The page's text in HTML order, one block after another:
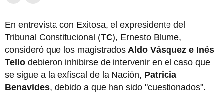
En entrevista con Exitosa, el expresidente del
Tribunal Constitucional (TC), Ernesto Blume,
consideró que los magistrados Aldo Vásquez e Inés
Tello debieron inhibirse de intervenir en el caso que
se sigue a la exfiscal de la Nación, Patricia
Benavides, debido a que han sido "cuestionados".